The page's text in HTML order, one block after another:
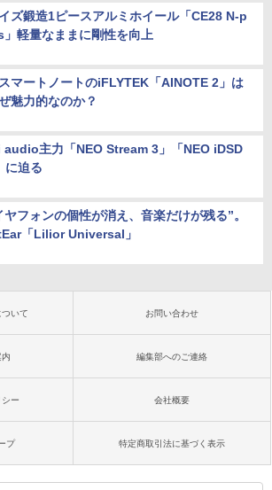
ズ鍛造1ピースアルミホイール「CE28 N-p
」軽量なままに剛性を向上
マートノートのiFLYTEK「AINOTE 2」は
魅力的なのか？
audio主力「NEO Stream 3」「NEO iDSD
に迫る
ヤフォンの個性が消え、音楽だけが残る”。
「Lilior Universal」
いて お問い合わせ
編集部へのご連絡
ー 会社概要
プ 特定商取引法に基づく表示